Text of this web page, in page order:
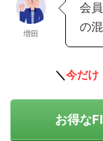
増田
会
の
＼今だけ
お得な